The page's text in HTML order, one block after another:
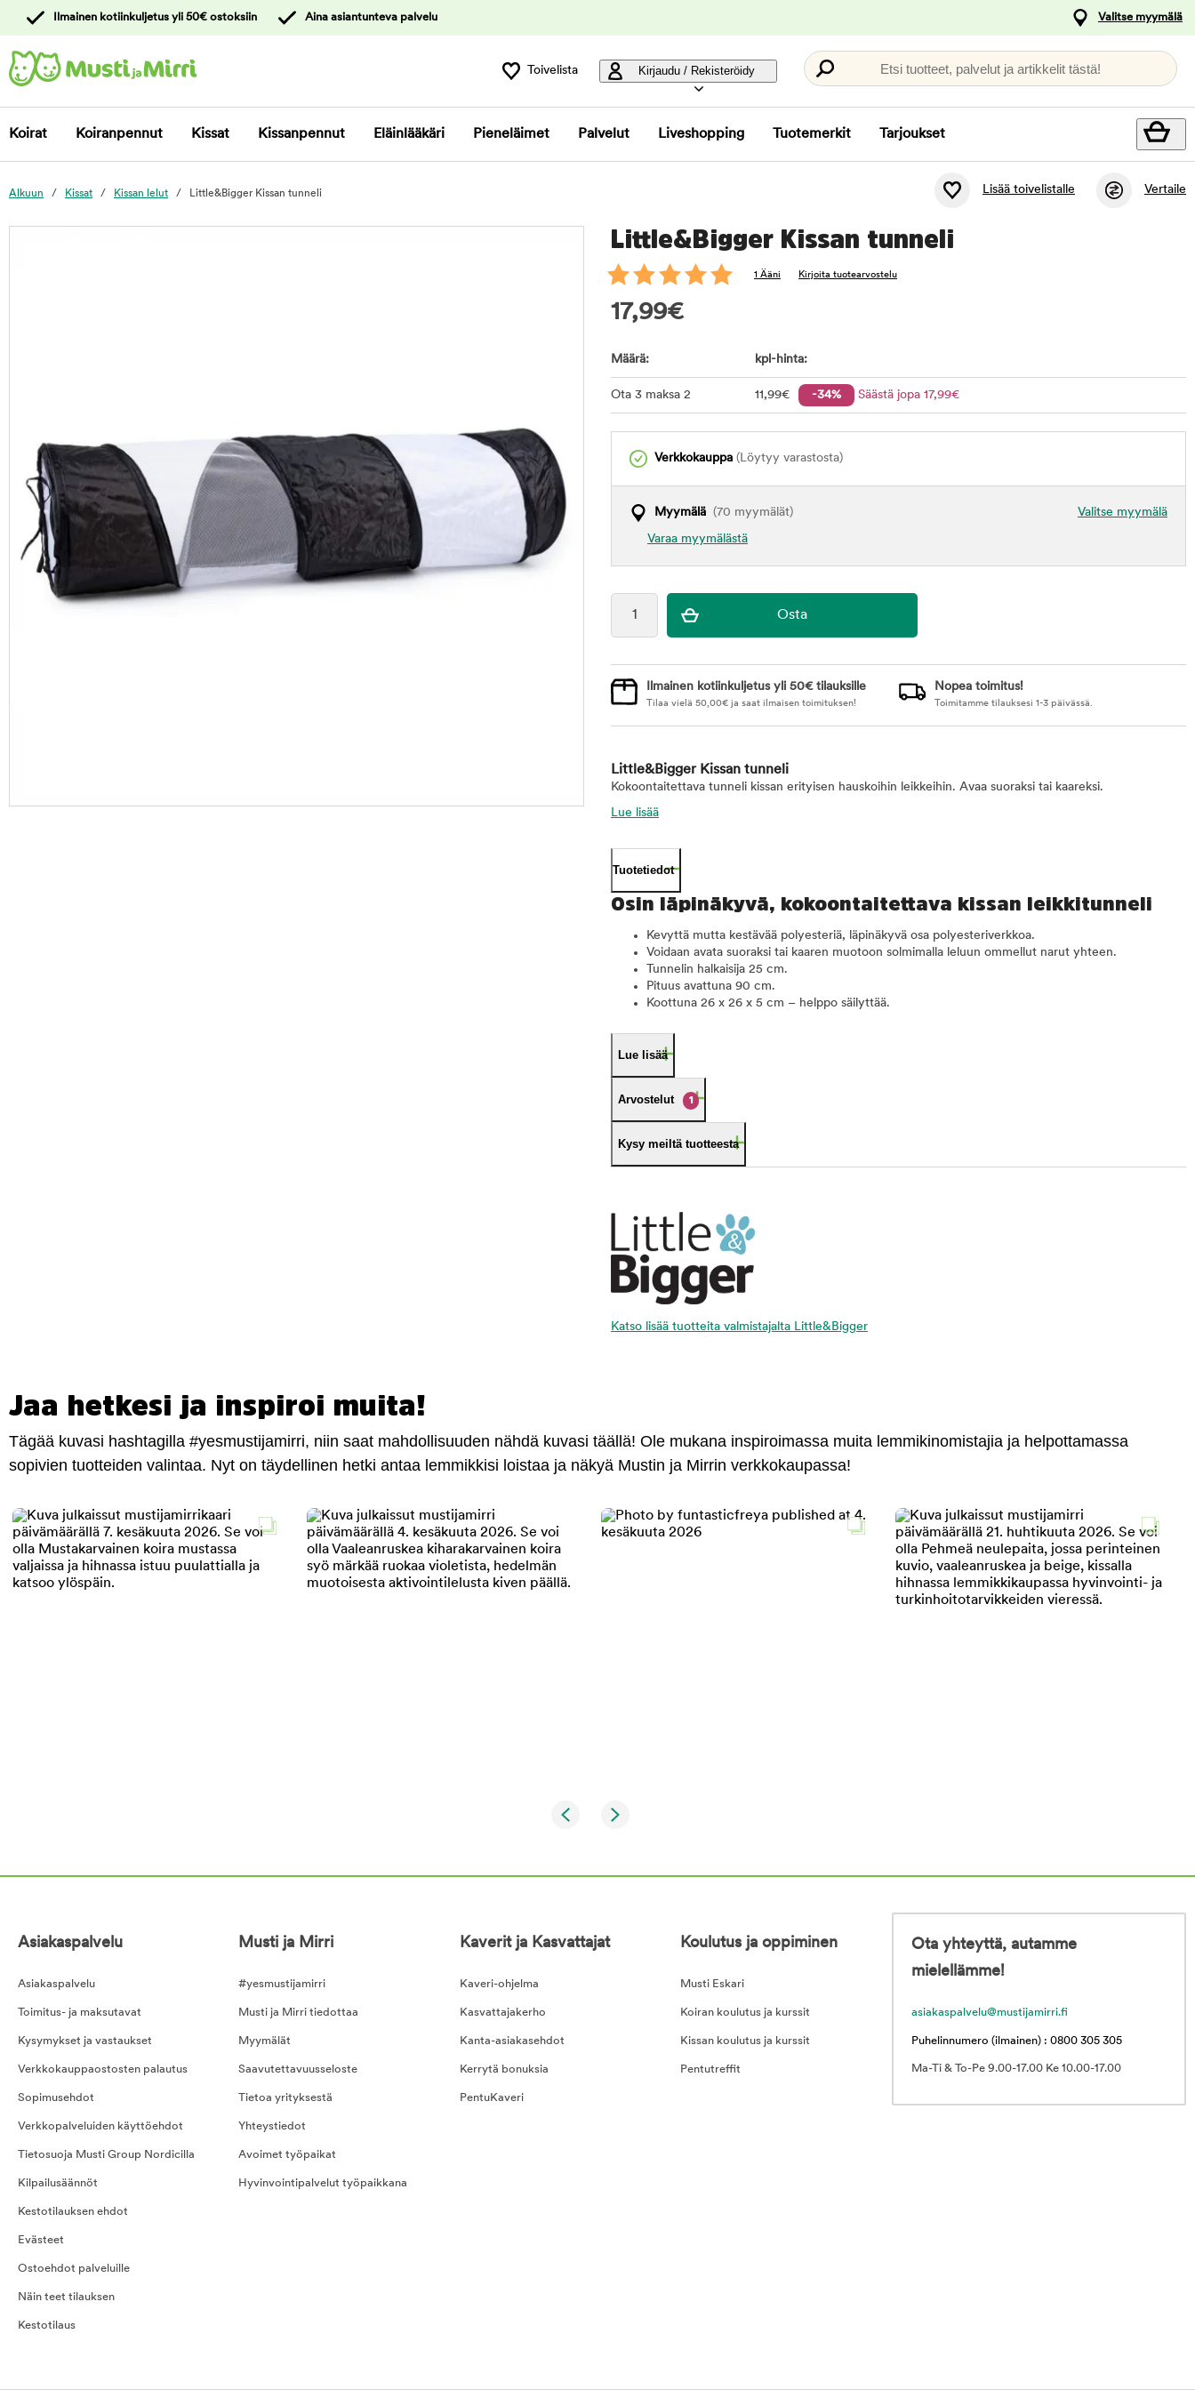
asiakaspalveluun
Ilmainen kotiinkuljetus yli 50€ ostoksiin Aina asiantunteva palvelu Valitse myymälä
Toivelista Kirjaudu / Rekisteröidy Etsi tuotteet, palvelut ja artikkelit tästä!
Koirat Koiranpennut Kissat Kissanpennut Eläinlääkäri Pieneläimet Palvelut Liveshopping Tuotemerkit Tarjoukset
Alkuun Kissat Kissan lelut Little&Bigger Kissan tunneli Lisää toivelistalle Vertaile
Little&Bigger Kissan tunneli
1 Ääni Kirjoita tuotearvostelu
17,99€
Määrä: kpl-hinta:
Ota 3 maksa 2 11,99€ -34% Säästä jopa 17,99€
Verkkokauppa (Löytyy varastosta)
Valitse myymälä
Myymälä (70 myymälät)
Varaa myymälästä
Ilmainen kotiinkuljetus yli 50€ tilauksille
Tilaa vielä 50,00€ ja saat ilmaisen toimituksen!
Nopea toimitus!
Toimitamme tilauksesi 1-3 päivässä.
Little&Bigger Kissan tunneli
Kokoontaitettava tunneli kissan erityisen hauskoihin leikkeihin. Avaa suoraksi tai kaareksi.
Lue lisää
Tuotetiedot
Osin läpinäkyvä, kokoontaitettava kissan leikkitunneli
Kevyttä mutta kestävää polyesteriä, läpinäkyvä osa polyesteriverkkoa.
Voidaan avata suoraksi tai kaaren muotoon solmimalla leluun ommellut narut yhteen.
Tunnelin halkaisija 25 cm.
Pituus avattuna 90 cm.
Koottuna 26 x 26 x 5 cm – helppo säilyttää.
Lue lisää
Arvostelut 1
Kysy meiltä tuotteesta
Katso lisää tuotteita valmistajalta Little&Bigger
Jaa hetkesi ja inspiroi muita!
Tägää kuvasi hashtagilla #yesmustijamirri, niin saat mahdollisuuden nähdä kuvasi täällä! Ole mukana inspiroimassa muita lemmikinomistajia ja helpottamassa
sopivien tuotteiden valintaa. Nyt on täydellinen hetki antaa lemmikkisi loistaa ja näkyä Mustin ja Mirrin verkkokaupassa!
Asiakaspalvelu
Asiakaspalvelu
Toimitus- ja maksutavat
Kysymykset ja vastaukset
Verkkokauppaostosten palautus
Sopimusehdot
Verkkopalveluiden käyttöehdot
Tietosuoja Musti Group Nordicilla
Kilpailusäännöt
Kestotilauksen ehdot
Evästeet
Ostoehdot palveluille
Näin teet tilauksen
Kestotilaus
Musti ja Mirri
#yesmustijamirri
Musti ja Mirri tiedottaa
Myymälät
Saavutettavuusseloste
Tietoa yrityksestä
Yhteystiedot
Avoimet työpaikat
Hyvinvointipalvelut työpaikkana
Kaverit ja Kasvattajat
Kaveri-ohjelma
Kasvattajakerho
Kanta-asiakasehdot
Kerrytä bonuksia
PentuKaveri
Koulutus ja oppiminen
Musti Eskari
Koiran koulutus ja kurssit
Kissan koulutus ja kurssit
Pentutreffit
Ota yhteyttä, autamme
mielellämme!
asiakaspalvelu@mustijamirri.fi
Puhelinnumero (ilmainen) : 0800 305 305
Ma-Ti & To-Pe 9.00-17.00 Ke 10.00-17.00